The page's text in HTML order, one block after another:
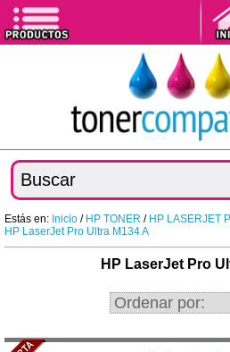
Estás en: Inicio / HP TONER / HP LASERJET
HP LaserJet Pro Ultra M134 A
HP LaserJet Pro